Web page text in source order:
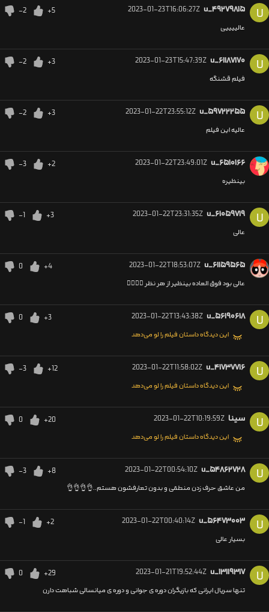
U u_۴۹۲۷۹۸۱۵ 2023-01-23T16:06:27Z
+5
-2
عالییییی
U u_۶۱۱۸۷۱۷۰ 2023-01-23T15:47:39Z
+3
-2
فیلم قشنگه
U u_۵۹۷۲۲۲۵۵ 2023-01-22T23:55:12Z
+3
-2
عالیه این فیلم
u_۶۵۱۰۱۶۶ 2023-01-22T23:49:01Z
+2
-3
بینظیره
U u_۶۱۰۵۹۷۱۹ 2023-01-22T23:31:35Z
+3
-1
عالی
u_۶۱۱۵۹۵۶۵ 2023-01-22T18:53:07Z
+4
0
عالی بود فوق العاده بینظیر از هر نظر 👌🏼👌🏼
U u_۵۶۱۹۰۶۱۸ 2023-01-22T13:43:38Z
+3
0
این دیدگاه داستان فیلم را لو می‌دهد
U u_۴۱۷۳۷۷۱۶ 2023-01-22T11:58:02Z
+12
-3
این دیدگاه داستان فیلم را لو می‌دهد
U سینا 2023-01-22T10:19:59Z
+20
0
این دیدگاه داستان فیلم را لو می‌دهد
U u_۵۴۸۶۲۷۲۸ 2023-01-22T00:54:10Z
+8
-3
من عاشق حرف زدن منطقی و بدون تعارفشون هستم..👌👌👌👌
U u_۵۶۴۷۳۰۰۳ 2023-01-22T00:40:14Z
+2
-1
بسیار عالی
U u_۱۳۱۱۹۳۱۷ 2023-01-21T19:52:44Z
+29
0
تنها سریال ایرانی که بازیگران دوره ی جوانی و دوره ی میانسالی شباهت دارن